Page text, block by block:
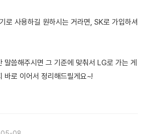
로 사용하길 원하시는 거라면, SK로 가입하셔
말씀해주시면 그 기준에 맞춰서 LG로 가는 게
바로 이어서 정리해드릴게요~!